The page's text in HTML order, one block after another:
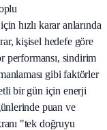
hızlı karar anlarında
kişisel hedefe göre
performansı, sindirim
gibi faktörler
bir gün için enerji
puan ve
"tek doğruyu